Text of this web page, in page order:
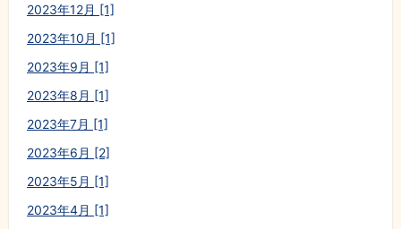
2023年12月 [1]
2023年10月 [1]
2023年9月 [1]
2023年8月 [1]
2023年7月 [1]
2023年6月 [2]
2023年5月 [1]
2023年4月 [1]